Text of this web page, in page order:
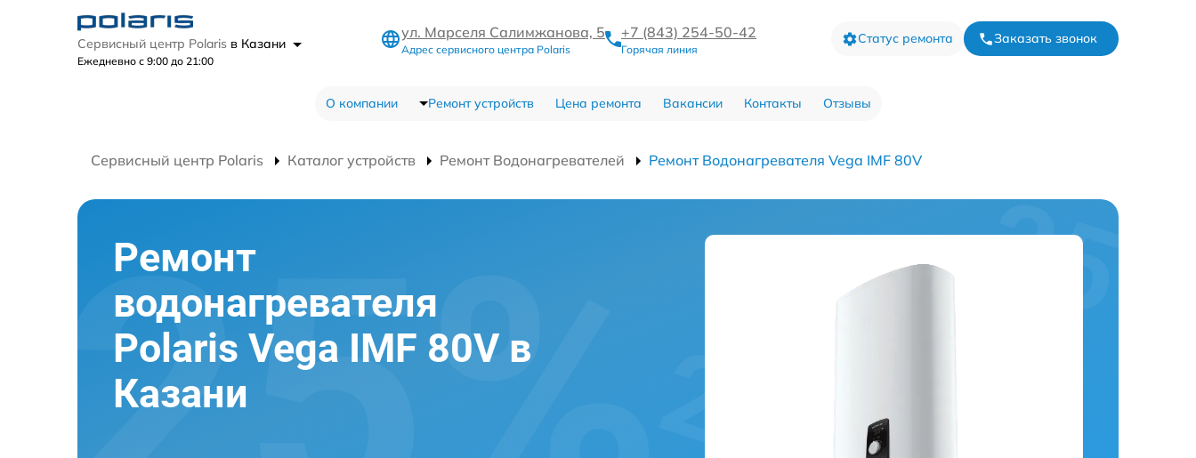
Сервисный центр Polaris в Казани
Ежедневно с 9:00 до 21:00
ул. Марселя Салимжанова, 5
Адрес сервисного центра Polaris
+7 (843) 254-50-42
Горячая линия
Статус ремонта Заказать звонок
О компании Ремонт устройств Цена ремонта Вакансии Контакты Отзывы
Сервисный центр Polaris Каталог устройств Ремонт Водонагревателей Ремонт Водонагревателя Vega IMF 80V
Ремонт
водонагревателя
Polaris Vega IMF 80V в
Казани